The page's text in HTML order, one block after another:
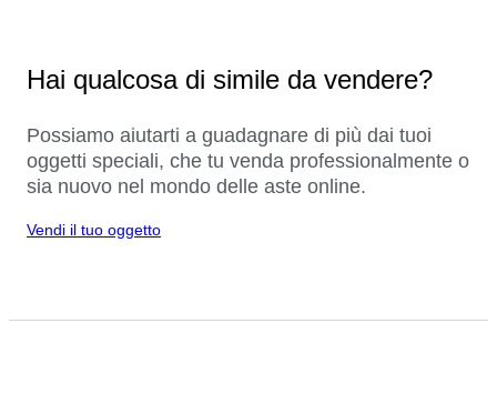
Hai qualcosa di simile da vendere?
Possiamo aiutarti a guadagnare di più dai tuoi
oggetti speciali, che tu venda professionalmente o
sia nuovo nel mondo delle aste online.
Vendi il tuo oggetto